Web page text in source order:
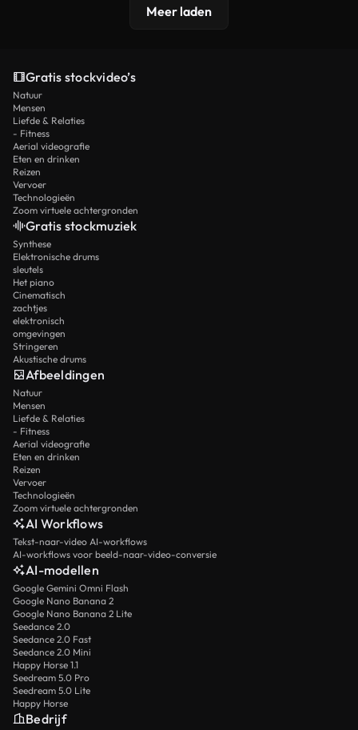
Meer laden
Gratis stockvideo’s
Natuur
Mensen
Liefde & Relaties
- Fitness
Aerial videografie
Eten en drinken
Reizen
Vervoer
Technologieën
Zoom virtuele achtergronden
Gratis stockmuziek
Synthese
Elektronische drums
sleutels
Het piano
Cinematisch
zachtjes
elektronisch
omgevingen
Stringeren
Akustische drums
Afbeeldingen
Natuur
Mensen
Liefde & Relaties
- Fitness
Aerial videografie
Eten en drinken
Reizen
Vervoer
Technologieën
Zoom virtuele achtergronden
AI Workflows
Tekst-naar-video AI-workflows
AI-workflows voor beeld-naar-video-conversie
AI-modellen
Google Gemini Omni Flash
Google Nano Banana 2
Google Nano Banana 2 Lite
Seedance 2.0
Seedance 2.0 Fast
Seedance 2.0 Mini
Happy Horse 1.1
Seedream 5.0 Pro
Seedream 5.0 Lite
Happy Horse
Bedrijf